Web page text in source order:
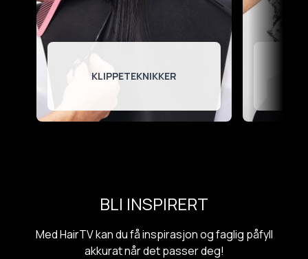
KLIPPETEKNIKKER
BLI INSPIRERT
Med HairTV kan du få inspirasjon og faglig påfyll
akkurat når det passer deg!